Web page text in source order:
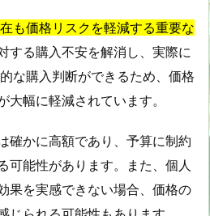
も価格リスクを軽減する重要な
する購入不安を解消し、実際に
な購入判断ができるため、価格
幅に軽減されています。
確かに高額であり、予算に制約
可能性があります。また、個人
果を実感できない場合、価格の